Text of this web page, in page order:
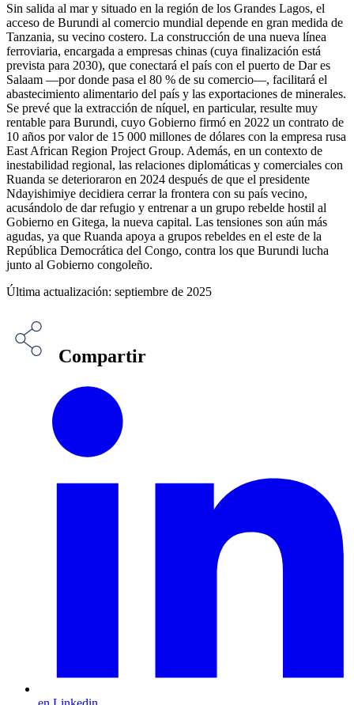
Sin salida al mar y situado en la región de los Grandes Lagos, el
acceso de Burundi al comercio mundial depende en gran medida de
Tanzania, su vecino costero. La construcción de una nueva línea
ferroviaria, encargada a empresas chinas (cuya finalización está
prevista para 2030), que conectará el país con el puerto de Dar es
Salaam —por donde pasa el 80 % de su comercio—, facilitará el
abastecimiento alimentario del país y las exportaciones de minerales.
Se prevé que la extracción de níquel, en particular, resulte muy
rentable para Burundi, cuyo Gobierno firmó en 2022 un contrato de
10 años por valor de 15 000 millones de dólares con la empresa rusa
East African Region Project Group. Además, en un contexto de
inestabilidad regional, las relaciones diplomáticas y comerciales con
Ruanda se deterioraron en 2024 después de que el presidente
Ndayishimiye decidiera cerrar la frontera con su país vecino,
acusándolo de dar refugio y entrenar a un grupo rebelde hostil al
Gobierno en Gitega, la nueva capital. Las tensiones son aún más
agudas, ya que Ruanda apoya a grupos rebeldes en el este de la
República Democrática del Congo, contra los que Burundi lucha
junto al Gobierno congoleño.
Última actualización: septiembre de 2025
Compartir